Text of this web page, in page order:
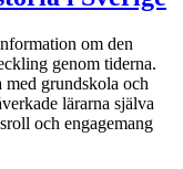
om den
genom tiderna.
grundskola och
lärarna själva
och engagemang